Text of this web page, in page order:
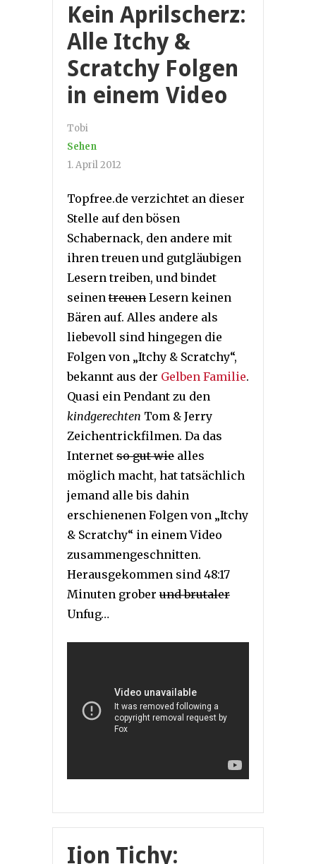
Kein Aprilscherz:
Alle Itchy &
Scratchy Folgen
in einem Video
Tobi
Sehen
1. April 2012
Topfree.de verzichtet an dieser
Stelle auf den bösen
Schabernack, den andere mit
ihren treuen und gutgläubigen
Lesern treiben, und bindet
seinentreuen Lesern keinen
Bären auf. Alles andere als
liebevoll sind hingegen die
Folgen von „Itchy & Scratchy“,
bekannt aus der Gelben Familie.
Quasi ein Pendant zu den
kindgerechten Tom & Jerry
Zeichentrickfilmen. Da das
Internet so gut wie alles
möglich macht, hat tatsächlich
jemand alle bis dahin
erschienenen Folgen von „Itchy
& Scratchy“ in einem Video
zusammengeschnitten.
Herausgekommen sind 48:17
Minuten grober und brutaler
Unfug…
Ijon Tichy: